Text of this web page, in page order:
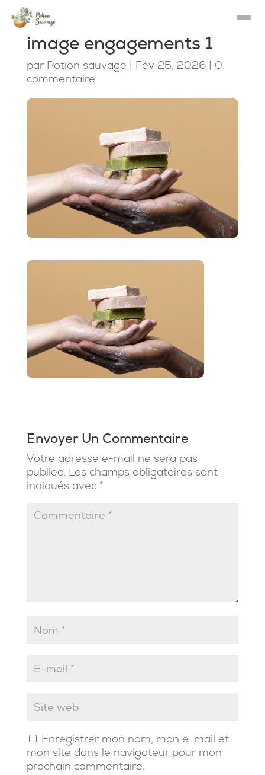
image engagements 1
par Potion sauvage | Fév 25, 2026| 0
commentaire
Envoyer Un Commentaire
Votre adresse e-mail ne sera pas
publiée. Les champs obligatoires sont
indiqués avec *
Enregistrer mon nom, mon e-mail et
mon site dans le navigateur pour mon
prochain commentaire.